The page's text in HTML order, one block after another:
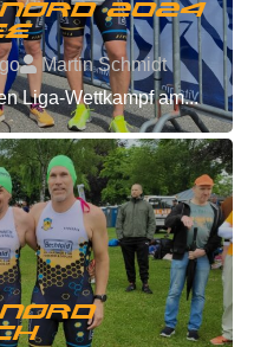
2024
Martin Schmidt
Liga-Wettkampf am...